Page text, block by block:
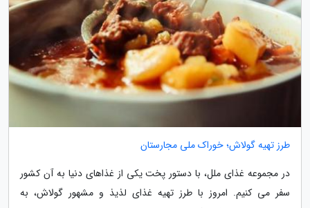
طرز تهیه گولاش؛ خوراک ملی مجارستان
در مجموعه غذای ملل، با دستور پخت یکی از غذاهای دنیا به آن کشور
سفر می کنیم. امروز با طرز تهیه غذای لذیذ و مشهور گولاش، به